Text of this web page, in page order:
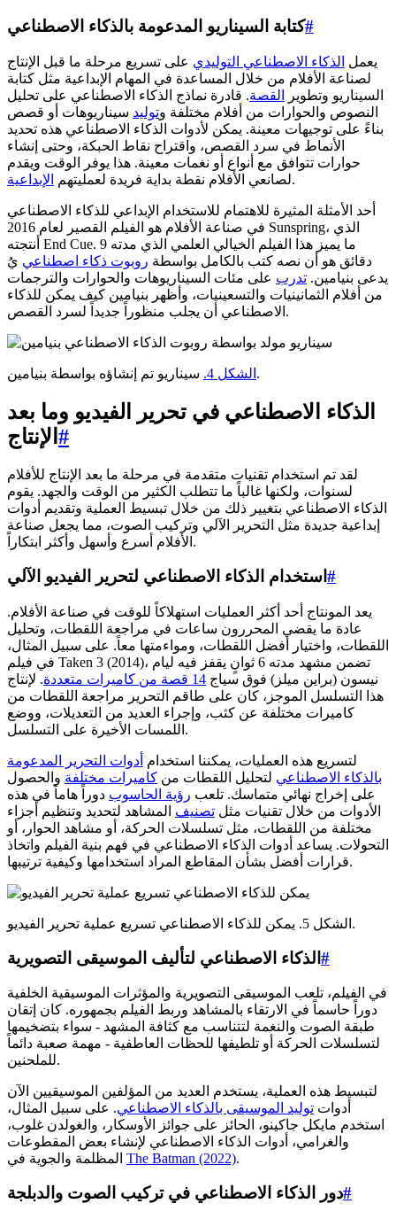
كتابة السيناريو المدعومة بالذكاء الاصطناعي#
يعمل الذكاء الاصطناعي التوليدي على تسريع مرحلة ما قبل الإنتاج
لصناعة الأفلام من خلال المساعدة في المهام الإبداعية مثل كتابة
السيناريو وتطوير
القصة. قادرة نماذج الذكاء الاصطناعي على تحليل
النصوص والحوارات من أفلام مختلفة وتوليد سيناريوهات أو قصص
بناءً على توجيهات معينة. يمكن لأدوات الذكاء الاصطناعي هذه تحديد
الأنماط في سرد القصص، واقتراح نقاط الحبكة، وحتى إنشاء
حوارات تتوافق مع أنواع أو نغمات معينة. هذا يوفر الوقت ويقدم
لصانعي الأفلام نقطة بداية فريدة لعمليتهم
الإبداعية .
أحد الأمثلة المثيرة للاهتمام للاستخدام الإبداعي للذكاء الاصطناعي
في صناعة الأفلام هو الفيلم القصير لعام 2016 Sunspring، الذي
أنتجته End Cue. ما يميز هذا الفيلم الخيالي العلمي الذي مدته 9
دقائق هو أن نصه كتب بالكامل بواسطة روبوت ذكاء اصطناعي يُ
يدعى بنيامين. تدرب على مئات السيناريوهات والحوارات والترجمات
من أفلام الثمانينيات والتسعينيات، وأظهر بنيامين كيف يمكن للذكاء
الاصطناعي أن يجلب منظوراً جديداً لسرد القصص.
الشكل 4. سيناريو تم إنشاؤه بواسطة بنيامين.
الذكاء الاصطناعي في تحرير الفيديو وما بعد
الإنتاج #
لقد تم استخدام تقنيات متقدمة في مرحلة ما بعد الإنتاج للأفلام
لسنوات، ولكنها غالباً ما تتطلب الكثير من الوقت والجهد. يقوم
الذكاء الاصطناعي بتغيير ذلك من خلال تبسيط العملية وتقديم أدوات
إبداعية جديدة مثل التحرير الآلي وتركيب الصوت، مما يجعل صناعة
الأفلام أسرع وأسهل وأكثر ابتكاراً.
استخدام الذكاء الاصطناعي لتحرير الفيديو الآلي #
يعد المونتاج أحد أكثر العمليات استهلاكاً للوقت في صناعة الأفلام.
عادة ما يقضي المحررون ساعات في مراجعة اللقطات، وتحليل
اللقطات، واختيار أفضل اللقطات، ومواءمتها معاً. على سبيل المثال،
في فيلم Taken 3 (2014)، تضمن مشهد مدته 6 ثوانٍ يقفز فيه ليام
نيسون (براين ميلز) فوق سياج 14 قصة من كاميرات متعددة
. لإنتاج
هذا التسلسل الموجز، كان على طاقم التحرير مراجعة اللقطات من
كاميرات مختلفة عن كثب، وإجراء العديد من التعديلات، ووضع
اللمسات الأخيرة على التسلسل.
لتسريع هذه العمليات، يمكننا استخدام أدوات التحرير المدعومة
بالذكاء الاصطناعي لتحليل اللقطات من كاميرات مختلفة والحصول
على إخراج نهائي متماسك. تلعب رؤية الحاسوب دوراً هاماً في هذه
الأدوات من خلال تقنيات مثل تصنيف المشاهد لتحديد وتنظيم أجزاء
مختلفة من اللقطات، مثل تسلسلات الحركة، أو مشاهد الحوار، أو
التحولات. يساعد أدوات الذكاء الاصطناعي في فهم بنية الفيلم واتخاذ
قرارات أفضل بشأن المقاطع المراد استخدامها وكيفية ترتيبها.
الشكل 5. يمكن للذكاء الاصطناعي تسريع عملية تحرير الفيديو.
الذكاء الاصطناعي لتأليف الموسيقى التصويرية #
في الفيلم، تلعب الموسيقى التصويرية والمؤثرات الموسيقية الخلفية
دوراً حاسماً في الارتقاء بالمشاهد وربط الفيلم بجمهوره. كان إتقان
طبقة الصوت والنغمة لتتناسب مع كثافة المشهد - سواء بتضخيمها
لتسلسلات الحركة أو تلطيفها للحظات العاطفية - مهمة صعبة دائماً
للملحنين.
لتبسيط هذه العملية، يستخدم العديد من المؤلفين الموسيقيين الآن
أدوات توليد الموسيقى بالذكاء الاصطناعي. على سبيل المثال،
استخدم مايكل جاكينو، الحائز على جوائز الأوسكار، والغولدن غلوب،
والغرامي، أدوات الذكاء الاصطناعي لإنشاء بعض المقطوعات
The Batman (2022).
دور الذكاء الاصطناعي في تركيب الصوت والدبلجة#